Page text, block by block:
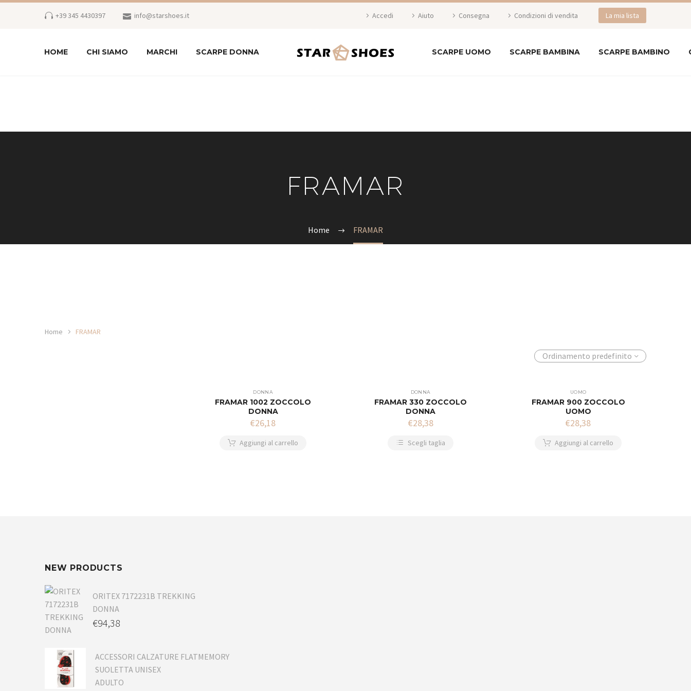
+39 345 4430397 info@starshoes.it Accedi Aiuto Consegna Condizioni di vendita La mia lista
HOME CHI SIAMO MARCHI SCARPE DONNA SCARPE UOMO SCARPE BAMBINA SCARPE BAMBINO
FRAMAR
Home FRAMAR
Home FRAMAR
Ordinamento predefinito
DONNA
FRAMAR 1002 ZOCCOLO
DONNA
€26,18
Aggiungi al carrello
DONNA
FRAMAR 330 ZOCCOLO
DONNA
€28,38
Scegli taglia
UOMO
FRAMAR 900 ZOCCOLO
UOMO
€28,38
Aggiungi al carrello
NEW PRODUCTS
ORITEX 7172231B TREKKING
DONNA
€94,38
ACCESSORI CALZATURE FLATMEMORY
SUOLETTA UNISEX
ADULTO